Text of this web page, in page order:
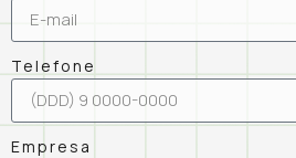
Telefone
Empresa